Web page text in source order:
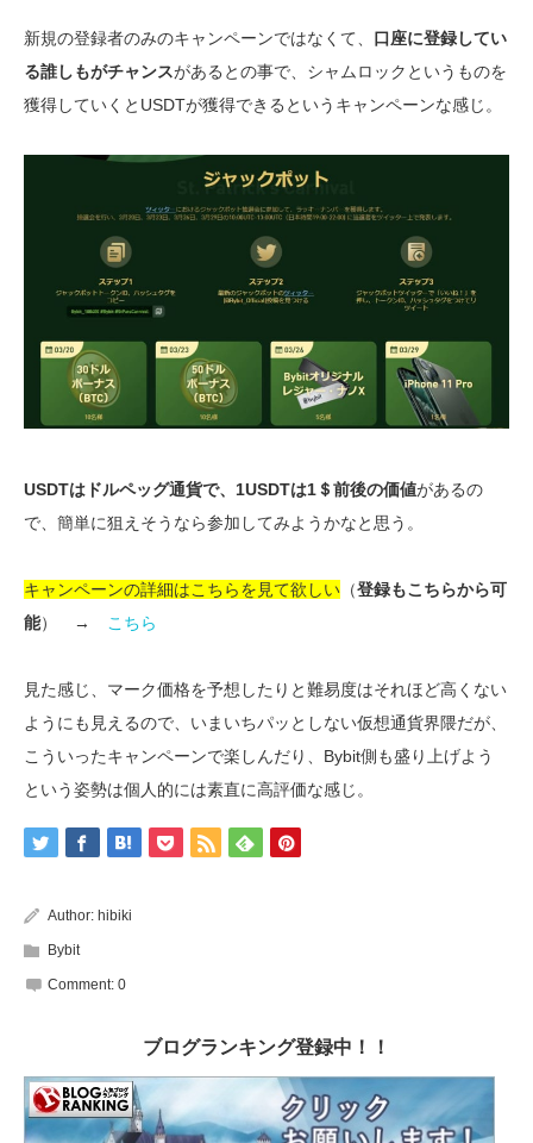
新規の登録者のみのキャンペーンではなくて、 口座に登録してい
る誰しもがチャンスがあるとの事で、シャムロックというものを
獲得していくとUSDTが獲得できるというキャンペーンな感じ。
USDTはドルペッグ通貨で、1USDTは1＄前後の価値があるの
で、簡単に狙えそうなら参加してみようかなと思う。
キャンペーンの詳細はこちらを見て欲しい （登録もこちらから可
能） → こちら
見た感じ、マーク価格を予想したりと難易度はそれほど高くない
ようにも見えるので、いまいちパッとしない仮想通貨界隈だが、
こういったキャンペーンで楽しんだり、Bybit側も盛り上げよう
という姿勢は個人的には素直に高評価な感じ。
Author: hibiki
Bybit
Comment: 0
ブログランキング登録中！！